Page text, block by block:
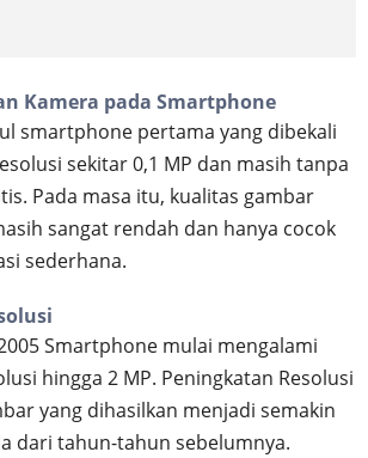
Kamera pada Smartphone
smartphone pertama yang dibekali
sekitar 0,1 MP dan masih tanpa
Pada masa itu, kualitas gambar
sangat rendah dan hanya cocok
sederhana.
Smartphone mulai mengalami
hingga 2 MP. Peningkatan Resolusi
yang dihasilkan menjadi semakin
dari tahun-tahun sebelumnya.